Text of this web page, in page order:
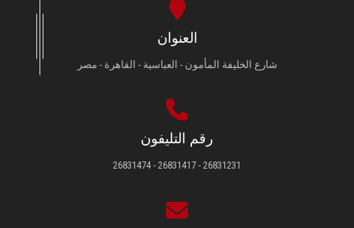
العنوان
شارع الخليفة المأمون - العباسية - القاهرة - مصر
رقم التليفون
26831231 - 26831417 - 26831474